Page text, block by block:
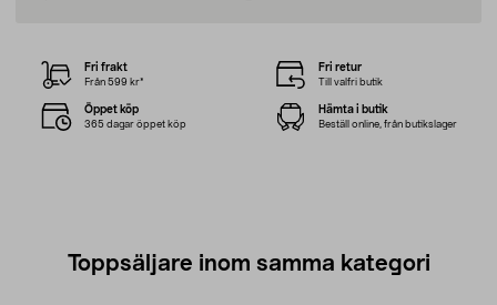
Fri frakt
Från 599 kr*
Fri retur
Till valfri butik
Öppet köp
365 dagar öppet köp
Hämta i butik
Beställ online, från butikslager
Toppsäljare inom samma kategori